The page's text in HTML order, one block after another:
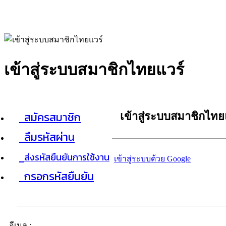
เข้าสู่ระบบสมาชิกไทยแวร์
สมัครสมาชิก
ลืมรหัสผ่าน
ส่งรหัสยืนยันการใช้งาน
กรอกรหัสยืนยัน
เข้าสู่ระบบสมาชิกไท
เข้าสู่ระบบด้วย Google